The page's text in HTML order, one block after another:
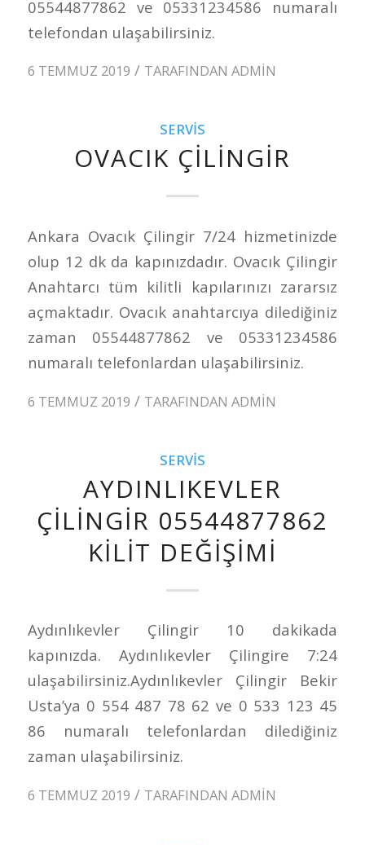
05544877862 ve 05331234586 numaralı
telefondan ulaşabilirsiniz.
6 TEMMUZ 2019 / TARAFINDAN ADMIN
SERVIS
OVACIK ÇILINGIR
Ankara Ovacık Çilingir 7/24 hizmetinizde
olup 12 dk da kapınızdadır. Ovacık Çilingir
Anahtarcı tüm kilitli kapılarınızı zararsız
açmaktadır. Ovacık anahtarcıya dilediğiniz
zaman 05544877862 ve 05331234586
numaralı telefonlardan ulaşabilirsiniz.
6 TEMMUZ 2019 / TARAFINDAN ADMIN
SERVIS
AYDINLIKEVLER
ÇILINGIR 05544877862
KILIT DEĞIŞIMI
Aydınlıkevler Çilingir 10 dakikada
kapınızda. Aydınlıkevler Çilingire 7:24
ulaşabilirsiniz.Aydınlıkevler Çilingir Bekir
Usta’ya 0 554 487 78 62 ve 0 533 123 45
86 numaralı telefonlardan dilediğiniz
zaman ulaşabilirsiniz.
6 TEMMUZ 2019 / TARAFINDAN ADMIN